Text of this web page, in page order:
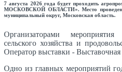
7 августа 2026 года будет проходить
МОСКОВСКОЙ ОБЛАСТИ». Место
муниципальный округ, Московская область.
Организаторами
сельского хозяйства и
Оператор выставки -
Одно из главных мероприятий